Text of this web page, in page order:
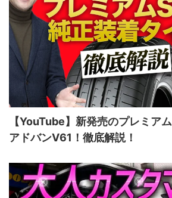
【YouTube】新発売のプレミア
アドバンV61！徹底解説！